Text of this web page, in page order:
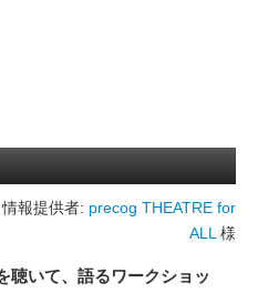
報提供者: precog THEATRE for
ALL 様
聴いて、語るワークショッ